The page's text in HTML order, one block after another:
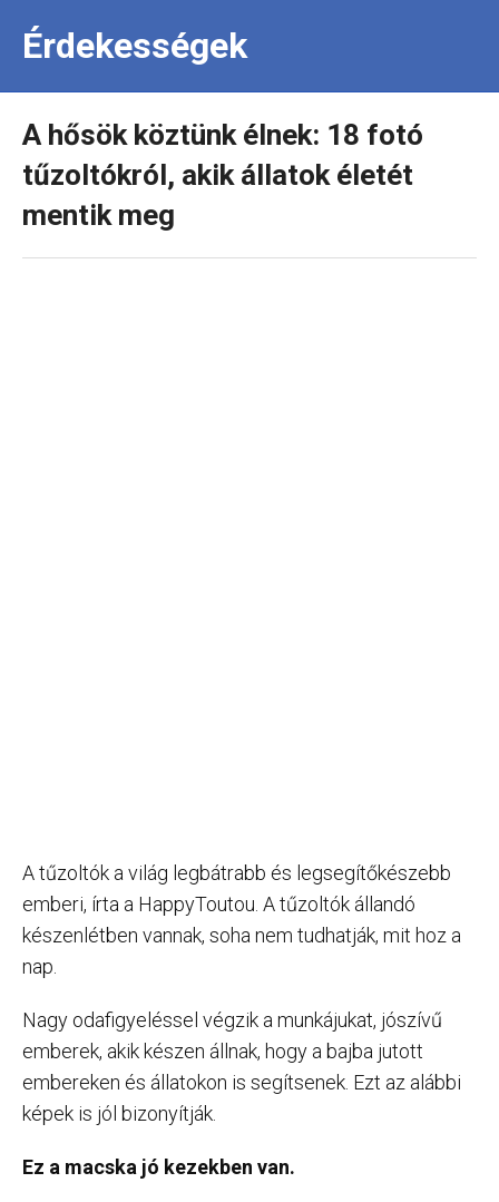
Érdekességek
A hősök köztünk élnek: 18 fotó
tűzoltókról, akik állatok életét
mentik meg
A tűzoltók a világ legbátrabb és legsegítőkészebb
emberi, írta a HappyToutou. A tűzoltók állandó
készenlétben vannak, soha nem tudhatják, mit hoz a
nap.
Nagy odafigyeléssel végzik a munkájukat, jószívű
emberek, akik készen állnak, hogy a bajba jutott
embereken és állatokon is segítsenek. Ezt az alábbi
képek is jól bizonyítják.
Ez a macska jó kezekben van.